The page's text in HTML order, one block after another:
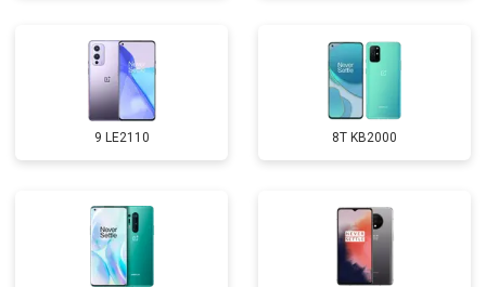
9 LE2110 8T KB2000